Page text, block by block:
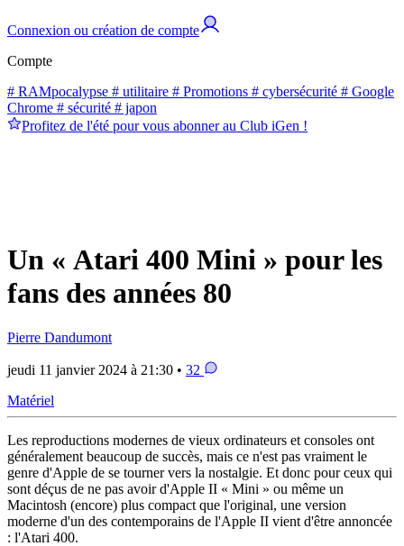
Connexion ou création de compte
Compte
# RAMpocalypse # utilitaire # Promotions # cybersécurité # Google
Chrome # sécurité # japon
Profitez de l'été pour vous abonner au Club iGen !
Un « Atari 400 Mini » pour les
fans des années 80
Pierre Dandumont
jeudi 11 janvier 2024 à 21:30 • 32
Matériel
Les reproductions modernes de vieux ordinateurs et consoles ont
généralement beaucoup de succès, mais ce n'est pas vraiment le
genre d'Apple de se tourner vers la nostalgie. Et donc pour ceux qui
sont déçus de ne pas avoir d'Apple II « Mini » ou même un
Macintosh (encore) plus compact que l'original, une version
moderne d'un des contemporains de l'Apple II vient d'être annoncée
: l'Atari 400.